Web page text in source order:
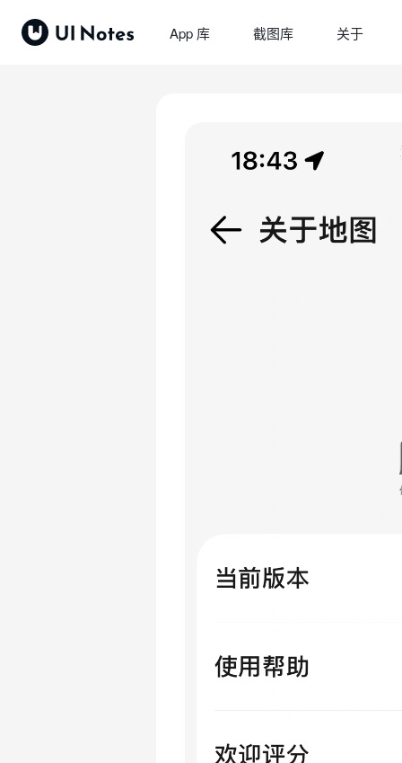
App 库 截图库 关于